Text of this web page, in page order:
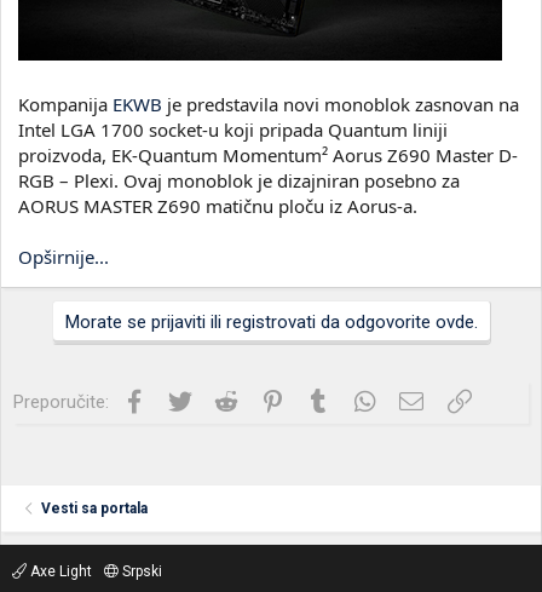
Kompanija EKWB je predstavila novi monoblok zasnovan na
Intel LGA 1700 socket-u koji pripada Quantum liniji
proizvoda, EK-Quantum Momentum² Aorus Z690 Master D-
RGB – Plexi. Ovaj monoblok je dizajniran posebno za
AORUS MASTER Z690 matičnu ploču iz Aorus-a.
Opširnije...
Morate se prijaviti ili registrovati da odgovorite ovde.
Preporučite: Facebook
Twitter Reddit PinterestTumblrWhatsApp
Imejl Link
Vesti sa portala
Axe Light
Srpski